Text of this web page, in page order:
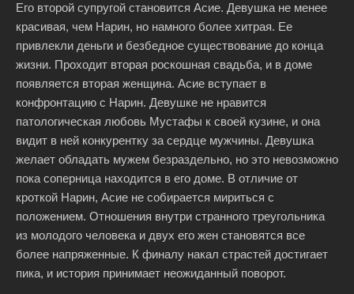
Его второй супругой становится Асие. Девушка не менее
красивая, чем Нарин, но намного более хитрая. Ее
привлекли деньги и безбедное существование до конца
жизни. Проходит вторая роскошная свадьба, и в доме
появляется вторая женщина. Асие вступает в
конфронтацию с Нарин. Девушке не нравится
патологическая любовь Мустафы к своей кузине, и она
видит в ней конкурентку за сердце мужчины. Девушка
желает обладать мужем безраздельно, но это невозможно
пока соперница находится в его доме. В отличие от
кроткой Нарин, Асие не собирается мириться с
положением. Отношения внутри странного треугольника
из молодого человека и двух его жен становятся все
более напряженные. К финалу накал страстей достигает
пика, и история принимает неожиданный поворот.